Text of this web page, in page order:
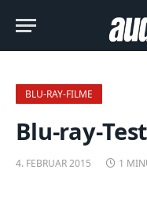
BLU-RAY-FILME
Blu-ray-
4. FEBRUAR 2015 1